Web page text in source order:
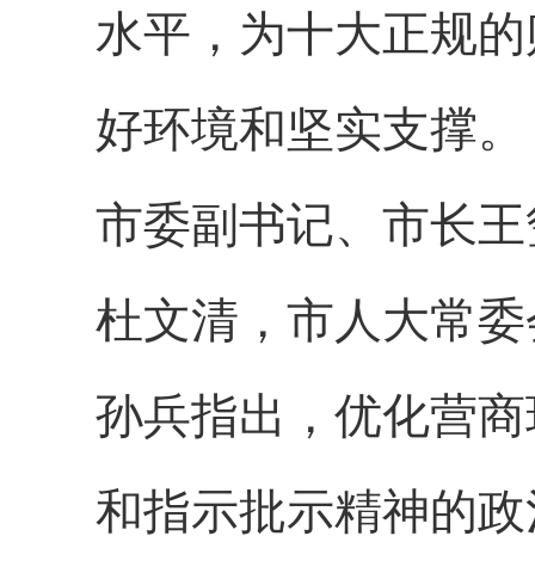
水平，为十大正规
好环境和坚实支撑。
市委副书记、市长
杜文清，市人大常
孙兵指出，优化营
和指示批示精神的